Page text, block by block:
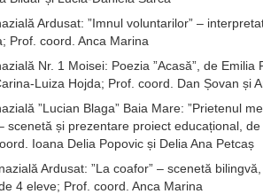
Ardusat: ”Imnul voluntarilor” –
Prof. coord. Anca Marina
Nr. 1 Moisei: Poezia ”Acasă”, de Emilia
Luiza Hojda; Prof. coord. Dan Șovan și
”Lucian Blaga” Baia Mare: ”Prietenul
scenetă și prezentare proiect educațional,
Ioana Delia Popovic și Delia Ana Petcaș
Ardusat: ”La coafor” – scenetă bilingvă,
4 eleve; Prof. coord. Anca Marina